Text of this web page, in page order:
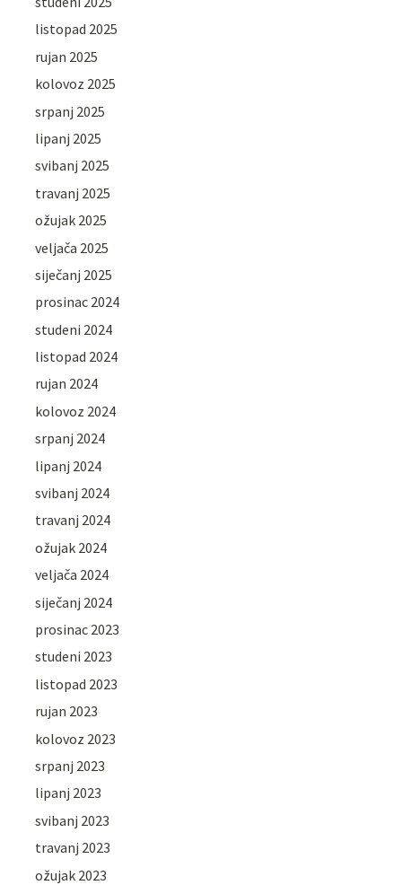
listopad 2025
rujan 2025
kolovoz 2025
srpanj 2025
lipanj 2025
svibanj 2025
travanj 2025
ožujak 2025
veljača 2025
siječanj 2025
prosinac 2024
studeni 2024
listopad 2024
rujan 2024
kolovoz 2024
srpanj 2024
lipanj 2024
svibanj 2024
travanj 2024
ožujak 2024
veljača 2024
siječanj 2024
prosinac 2023
studeni 2023
listopad 2023
rujan 2023
kolovoz 2023
srpanj 2023
lipanj 2023
svibanj 2023
travanj 2023
ožujak 2023